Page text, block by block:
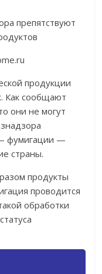
продукции
Как сообщают
они не могут
фумигации —
страны.
продукты
проводится
обработки